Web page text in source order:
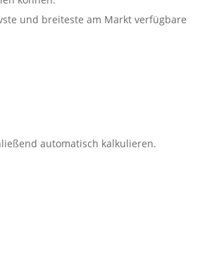
und breiteste am Markt verfügbare
automatisch kalkulieren.